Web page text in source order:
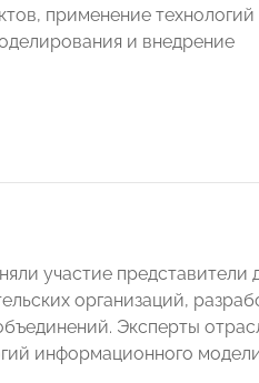
применение технологий
и внедрение
участие
организаций,
Эксперты
информационного